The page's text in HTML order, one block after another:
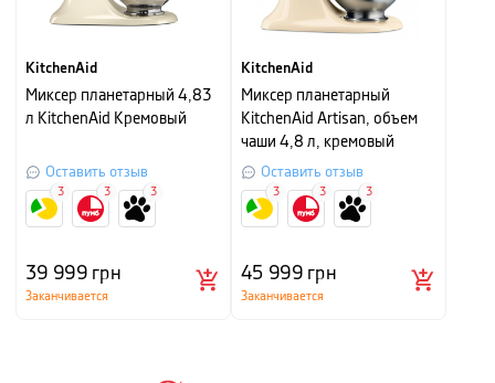
KitchenAid
Миксер планетарный 4,83
л KitchenAid Кремовый
Оставить отзыв
39 999грн
Заканчивается
3 3 3
KitchenAid
Миксер планетарный
KitchenAid Artisan, объем
чаши 4,8 л, кремовый
Оставить отзыв
45 999грн
Заканчивается
3 3 3